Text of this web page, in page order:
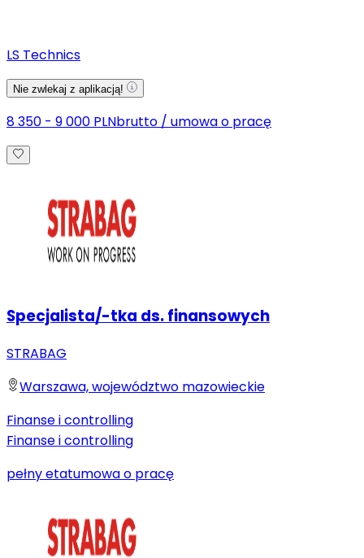
LS Technics
Nie zwlekaj z aplikacją!
8 350 - 9 000 PLNbrutto / umowa o pracę
Specjalista/-tka ds. finansowych
STRABAG
Warszawa, województwo mazowieckie
Finanse i controlling
Finanse i controlling
pełny etatumowa o pracę